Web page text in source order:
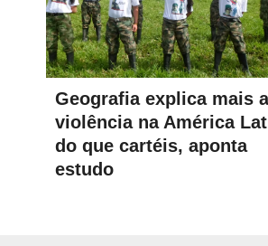
Geografia explica mais a
violência na América
do que cartéis, aponta
estudo